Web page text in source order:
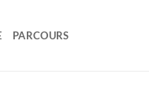
PARCOURS